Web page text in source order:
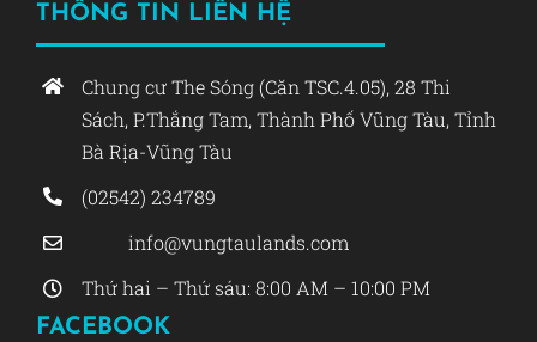
THÔNG TIN LIÊN HỆ
Chung cư The Sóng (Căn TSC.4.05), 28 Thi
Sách, P.Thắng Tam, Thành Phố Vũng Tàu, Tỉnh
Bà Rịa-Vũng Tàu
(02542) 234789
info@vungtaulands.com
Thứ hai – Thứ sáu: 8:00 AM – 10:00 PM
FACEBOOK